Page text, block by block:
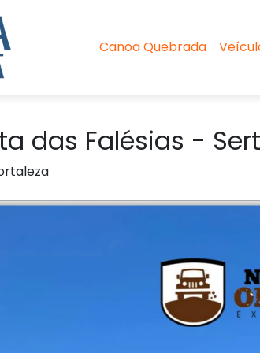
Canoa Quebrada
das Falésias -